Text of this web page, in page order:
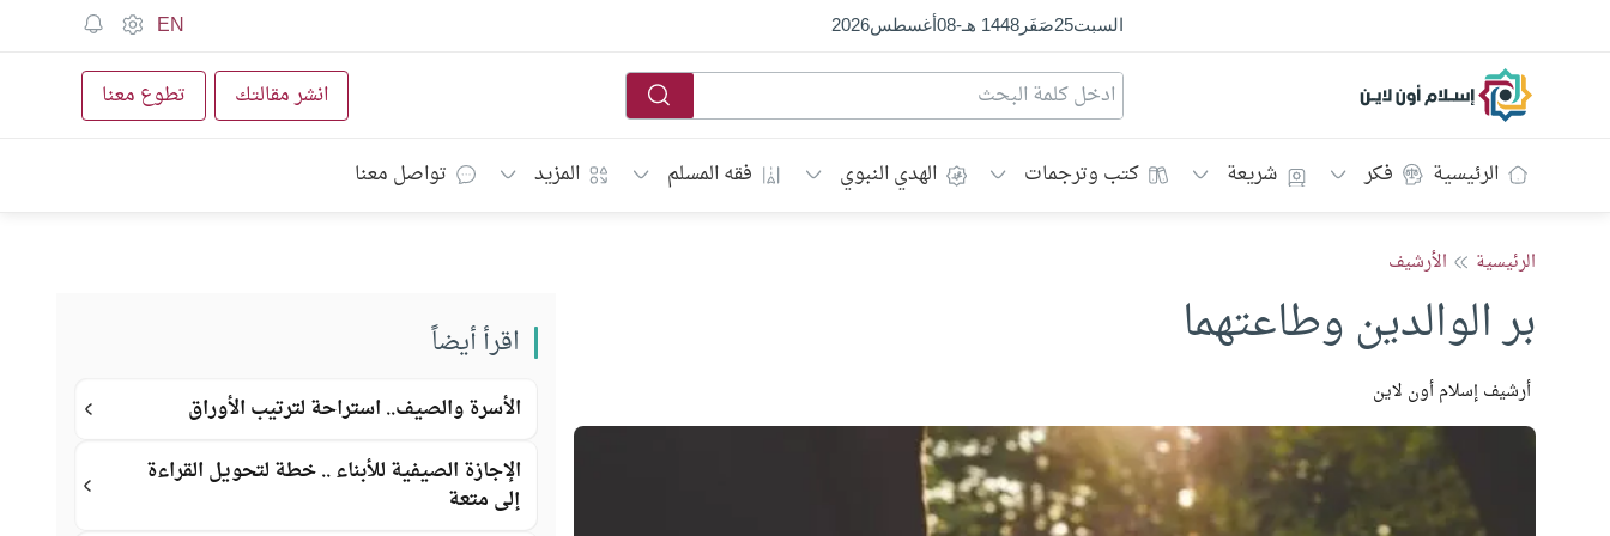
السبت25صَفَر1448 هـ -
08أغسطس2026
EN
إسلام أون لاين انشر مقالتك تطوع معنا
الرئيسية فكر شريعة كتب وترجمات الهدي النبوي فقه المسلم المزيد تواصل معنا
الرئيسية الأرشيف
بر الوالدين وطاعتهما
أرشيف إسلام أون لاين
اقرأ أيضاً
الأسرة والصيف.. استراحة لترتيب الأوراق
الإجازة الصيفية للأبناء .. خطة لتحويل القراءة
إلى متعة